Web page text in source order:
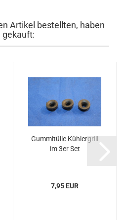
Artikel bestellten, haben
gekauft:
Gummitülle Kühlergrill
im 3er Set
7,95 EUR